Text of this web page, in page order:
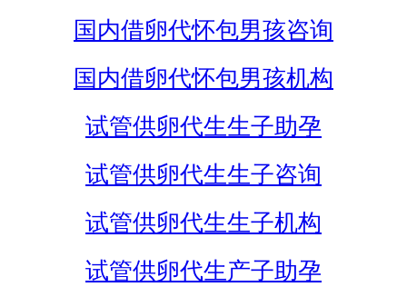
国内借卵代怀包男孩咨询
国内借卵代怀包男孩机构
试管供卵代生生子助孕
试管供卵代生生子咨询
试管供卵代生生子机构
试管供卵代生产子助孕